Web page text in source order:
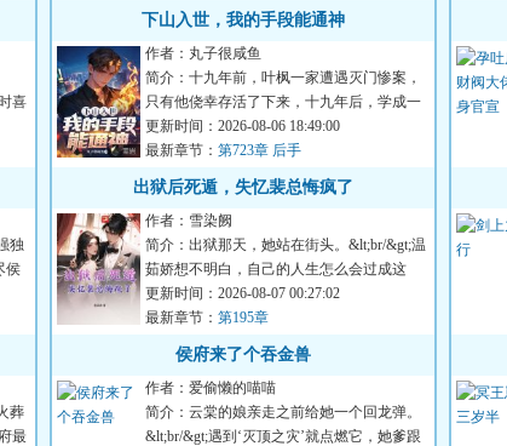
喜
独
侯
葬
最
下山入世，我的手段能通神
作者：丸子很咸鱼
简介：十九年前，叶枫一家遭遇灭门惨案，
只有他侥幸存活了下来，十九年后，学成一
身本领的他下山寻求真相...
更新时间：2026-08-06 18:49:00
最新章节： 第723章 后手
出狱后死遁，失忆裴总悔疯了
作者：雪染阙
简介：出狱那天，她站在街头。&lt;br/&gt;温
茹娇想不明白，自己的人生怎么会过成这
样。&lt;br/&gt;她入了...
更新时间：2026-08-07 00:27:02
最新章节： 第195章
侯府来了个吞金兽
作者：爱偷懒的喵喵
简介：云棠的娘亲走之前给她一个回龙弹。
&lt;br/&gt;遇到‘灭顶之灾’就点燃它，她爹跟